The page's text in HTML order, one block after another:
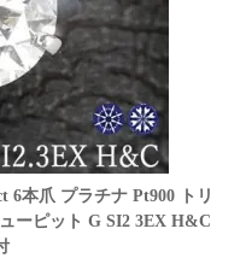
6本爪 プラチナ Pt900 トリ
ーピット G SI2 3EX H&C